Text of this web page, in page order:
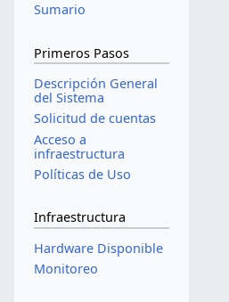
Sumario
Primeros Pasos
Descripción General
del Sistema
Solicitud de cuentas
Acceso a
infraestructura
Políticas de Uso
Infraestructura
Hardware Disponible
Monitoreo